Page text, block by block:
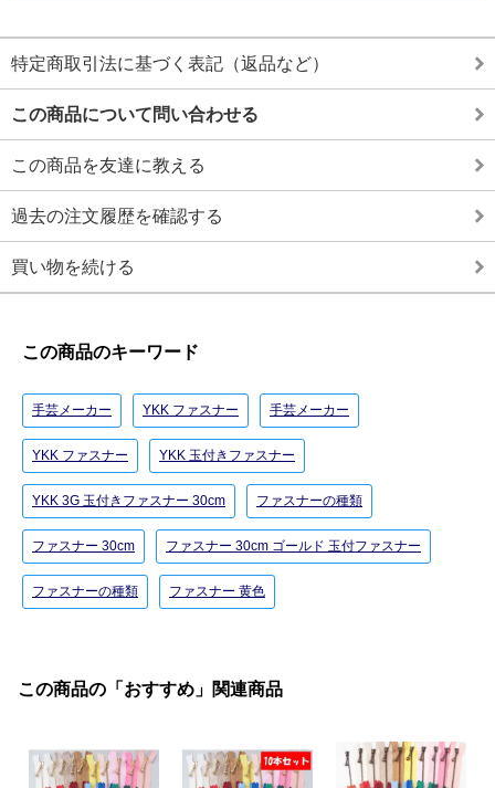
特定商取引法に基づく表記（返品など）
この商品について問い合わせる
この商品を友達に教える
過去の注文履歴を確認する
買い物を続ける
この商品のキーワード
手芸メーカー YKK ファスナー 手芸メーカー
YKK ファスナー YKK 玉付きファスナー
YKK 3G 玉付きファスナー 30cm ファスナーの種類
ファスナー 30cm ファスナー 30cm ゴールド 玉付ファスナー
ファスナーの種類 ファスナー 黄色
この商品の「おすすめ」関連商品